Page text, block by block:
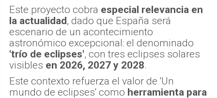
Este proyecto cobra especial relevancia en
la actualidad, dado que España será
escenario de un acontecimiento
astronómico excepcional: el denominado
'trío de eclipses', con tres eclipses solares
visibles en 2026, 2027 y 2028.
Este contexto refuerza el valor de 'Un
mundo de eclipses' como herramienta para